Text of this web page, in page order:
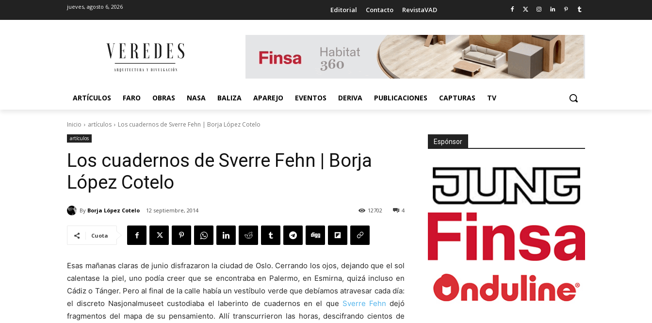
jueves, agosto 6, 2026 Editorial Contacto RevistaVAD
ARTÍCULOS FARO OBRAS NASA BALIZA APAREJO EVENTOS DERIVA PUBLICACIONES CAPTURAS TV
Inicio artículos Los cuadernos de Sverre Fehn | Borja López Cotelo
artículos
Los cuadernos de Sverre Fehn | Borja
López Cotelo
By Borja López Cotelo 12 septiembre, 2014 4
12702
Cuota
Esas mañanas claras de junio disfrazaron la ciudad de Oslo. Cerrando los ojos, dejando que el sol
calentase la piel, uno podía creer que se encontraba en Palermo, en Esmirna, quizá incluso en
Cádiz o Tánger. Pero al final de la calle había un vestíbulo verde que debíamos atravesar cada día:
el discreto Nasjonalmuseet custodiaba el laberinto de cuadernos en el que Sverre Fehn dejó
fragmentos del mapa de su pensamiento. Allí transcurrieron las horas, descifrando cientos de
Espónsor